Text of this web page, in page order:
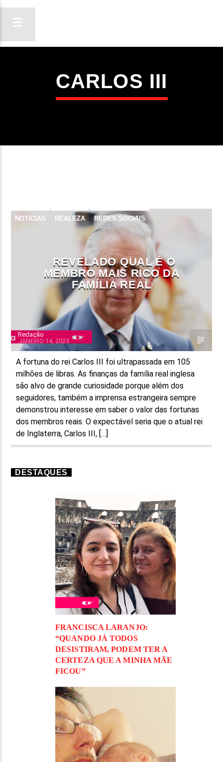
ON FM
LIGA-TE
ARTISTA
ON FM
CARLOS III
NOTÍCIAS REALEZA REDES SOCIAIS
REVELADO QUAL É O
MEMBRO MAIS RICO DA
FAMÍLIA REAL
Redação
JANEIRO 14, 2025
A fortuna do rei Carlos III foi ultrapassada em 105
milhões de libras. As finanças da família real inglesa
são alvo de grande curiosidade porque além dos
seguidores, também a imprensa estrangeira sempre
demonstrou interesse em saber o valor das fortunas
dos membros reais. O expectável seria que o atual rei
de Inglaterra, Carlos III, […]
DESTAQUES
FRANCISCA LARANJO:
“QUANDO JÁ TODOS
DESISTIRAM, PODEM TER A
CERTEZA QUE A MINHA MÃE
FICOU”